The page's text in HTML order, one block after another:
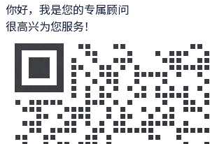
你好，我是您的专属顾问
很高兴为您服务！